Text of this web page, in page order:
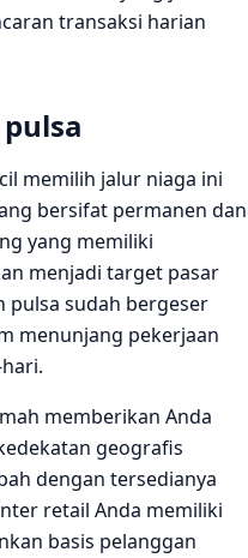
transaksi harian
memilih jalur niaga ini
bersifat permanen dan
yang memiliki
menjadi target pasar
pulsa sudah bergeser
menunjang pekerjaan
memberikan Anda
geografis
dengan tersedianya
retail Anda memiliki
basis pelanggan